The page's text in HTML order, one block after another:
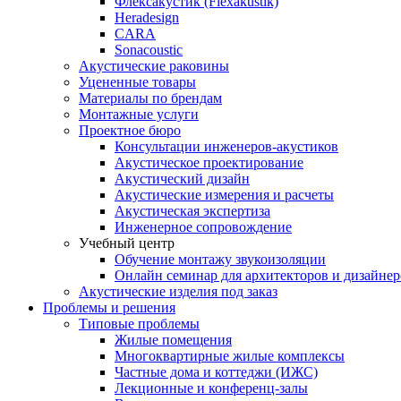
Heradesign
CARA
Sonacoustic
Акустические раковины
Уцененные товары
Материалы по брендам
Монтажные услуги
Проектное бюро
Консультации инженеров-акустиков
Акустическое проектирование
Акустический дизайн
Акустические измерения и расчеты
Акустическая экспертиза
Инженерное сопровождение
Учебный центр
Обучение монтажу звукоизоляции
Онлайн семинар для архитекторов и
Акустические изделия под заказ
Проблемы и решения
Типовые проблемы
Жилые помещения
Многоквартирные жилые комплексы
Частные дома и коттеджи (ИЖС)
Лекционные и конференц-залы